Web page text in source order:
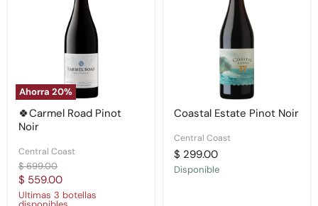
Ahorra 20%
🍀Carmel Road Pinot
Noir
Central Coast
Precio
original
$ 699.00
Precio
actual
$ 559.00
Ultimas 3 botellas
Coastal Estate Pinot Noir
Central Coast
$ 299.00
Disponible